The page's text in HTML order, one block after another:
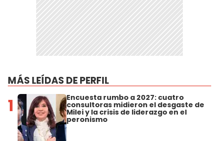
MÁS LEÍDAS DE PERFIL
1 Encuesta rumbo a 2027: cuatro
consultoras midieron el desgaste de
Milei y la crisis de liderazgo en el
peronismo